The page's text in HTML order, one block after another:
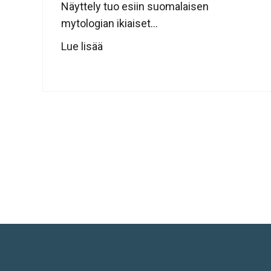
Näyttely tuo esiin suomalaisen
mytologian ikiaiset...
Lue lisää